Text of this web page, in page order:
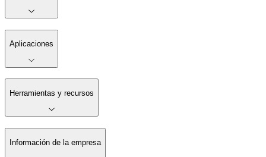
Aplicaciones
Herramientas y recursos
Información de la empresa